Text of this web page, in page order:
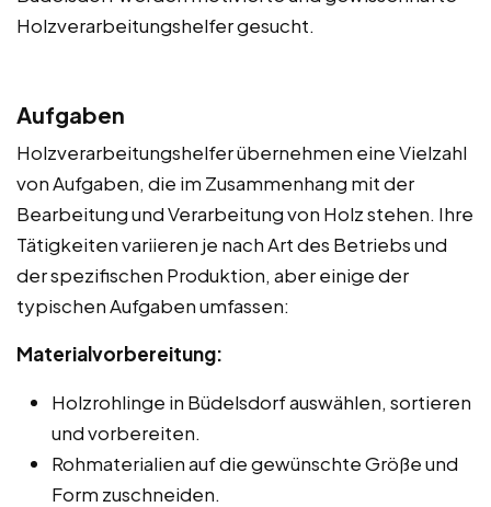
Holzverarbeitungshelfer gesucht.
Aufgaben
Holzverarbeitungshelfer übernehmen eine Vielzahl
von Aufgaben, die im Zusammenhang mit der
Bearbeitung und Verarbeitung von Holz stehen. Ihre
Tätigkeiten variieren je nach Art des Betriebs und
der spezifischen Produktion, aber einige der
typischen Aufgaben umfassen:
Materialvorbereitung:
Holzrohlinge in Büdelsdorf auswählen, sortieren
und vorbereiten.
Rohmaterialien auf die gewünschte Größe und
Form zuschneiden.